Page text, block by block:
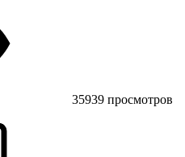
35939 просмотров